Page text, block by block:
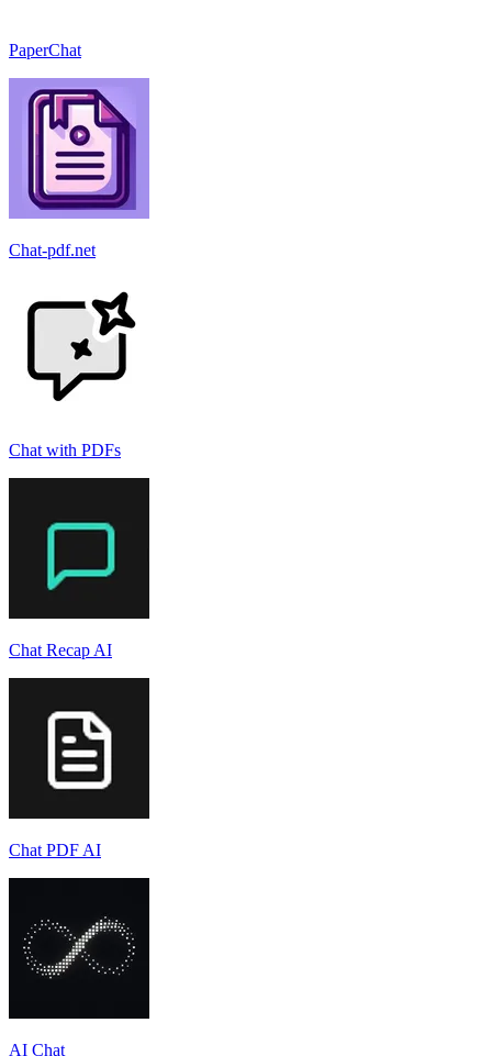
PaperChat
Chat-pdf.net
Chat with PDFs
Chat Recap AI
Chat PDF AI
AI Chat